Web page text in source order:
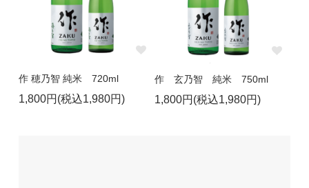
作 穂乃智 純米 720ml
1,800円(税込1,980円)
作 玄乃智 純米 750ml
1,800円(税込1,980円)